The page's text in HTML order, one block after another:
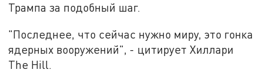
Трампа за подобный шаг.
"Последнее, что сейчас нужно миру, это гонка
ядерных вооружений", - цитирует Хиллари
The Hill.